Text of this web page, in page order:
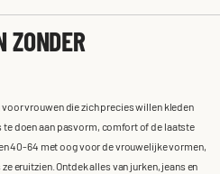
ZONDER
vrouwen die zich precies willen kleden
te doen aan pasvorm, comfort of de laatste
40-64 met oog voor de vrouwelijke vormen,
eruitzien. Ontdek alles van jurken, jeans en